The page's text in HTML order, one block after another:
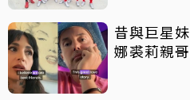
昔與巨星
娜裘莉親